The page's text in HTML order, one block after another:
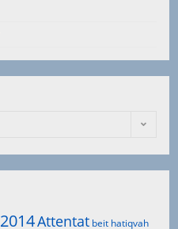
2014Attentat beit hatiqvah